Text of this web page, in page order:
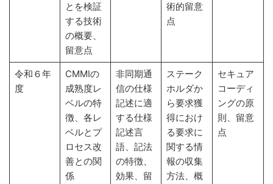
とを検証
する技術
の概要、
留意点
術的留意
点
令和６年
度
CMMIの
成熟度レ
ベルの特
徴、各レ
ベルとプ
ロセス改
善との関
係
非同期通
信の仕様
記述に適
する仕様
記述言
語、記法
の特徴、
効果、留
ステーク
ホルダか
ら要求獲
得におけ
る要求に
関する情
報の収集
方法、概
セキュア
コーディ
ングの原
則、留意
点